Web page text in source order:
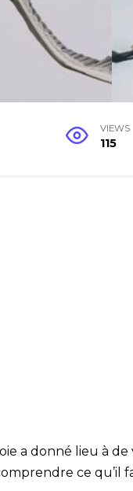
VIEWS
115
a donné lieu à de
ce qu’il